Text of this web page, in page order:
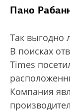
Пако
Так выгодно
В поисках
Times
Компания